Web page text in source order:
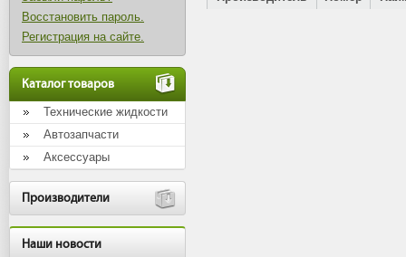
Восстановить пароль.
Регистрация на сайте.
Каталог товаров
Технические жидкости
Автозапчасти
Аксессуары
Производители
Наши новости